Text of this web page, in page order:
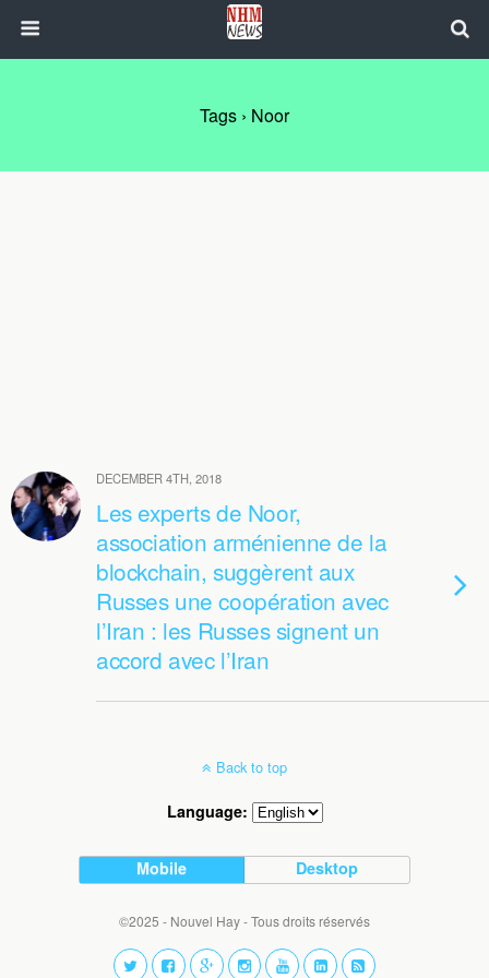
Tags › Noor
DECEMBER 4TH, 2018
Les experts de Noor,
association arménienne de la
blockchain, suggèrent aux
Russes une coopération avec
l’Iran : les Russes signent un
accord avec l’Iran
Back to top
Language:
Mobile Desktop
©2025 - Nouvel Hay - Tous droits réservés